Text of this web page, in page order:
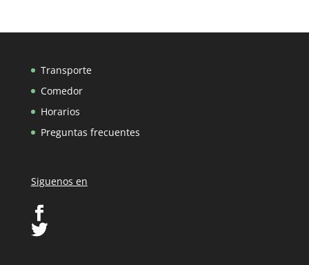
Transporte
Comedor
Horarios
Preguntas frecuentes
Siguenos en